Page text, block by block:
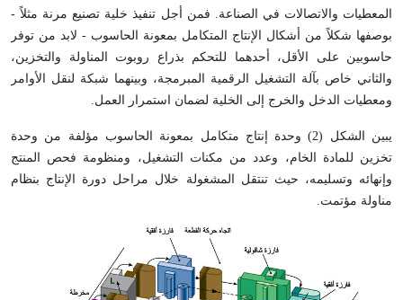
المعطيات والاتصالات في الصناعة. فمن أجل تنفيذ خلية تصنيع مرنة مثلاً -
بوصفها شكلاً من أشكال الإنتاج المتكامل بمعونة الحاسوب - لابد من توفر
حاسوبين على الأقل، أحدهما للتحكم بذراع روبوت المناولة والتخزين،
والثاني خاص بآلة التشغيل الرقمية المبرمجة، وبينهما شبكة لنقل الأوامر
ومعطيات الدخل والخرج إلى الخلية لضمان استمرار العمل.
يبين الشكل (2) وحدة إنتاج متكامل بمعونة الحاسوب مؤلفة من وحدة
تخزين للمادة الخام، وعدد من مكنات التشغيل، ومنظومة فحص المنتج
وإنهائه وتسليمه، حيث تنتقل المشغولة خلال مراحل دورة الإنتاج بنظام
مناولة مؤتمت.